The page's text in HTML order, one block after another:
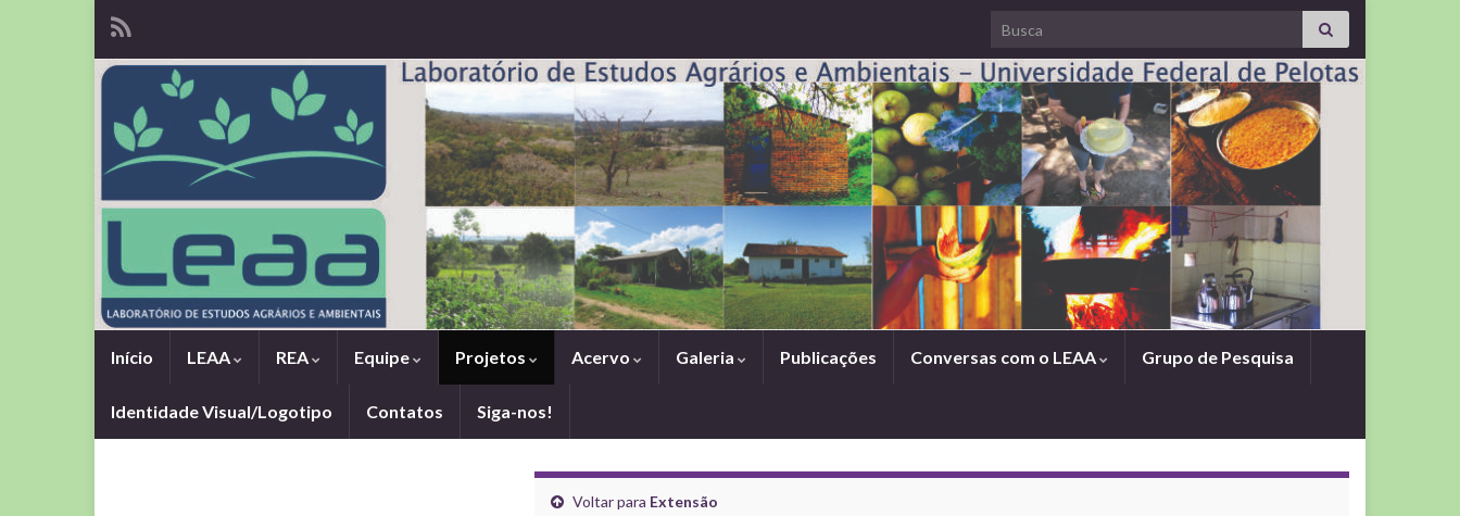
Search for:
Início LEAA REA Equipe Projetos Acervo Galeria Publicações Conversas com o LEAA Grupo de Pesquisa
Identidade Visual/Logotipo Contatos Siga-nos!
Voltar para Extensão